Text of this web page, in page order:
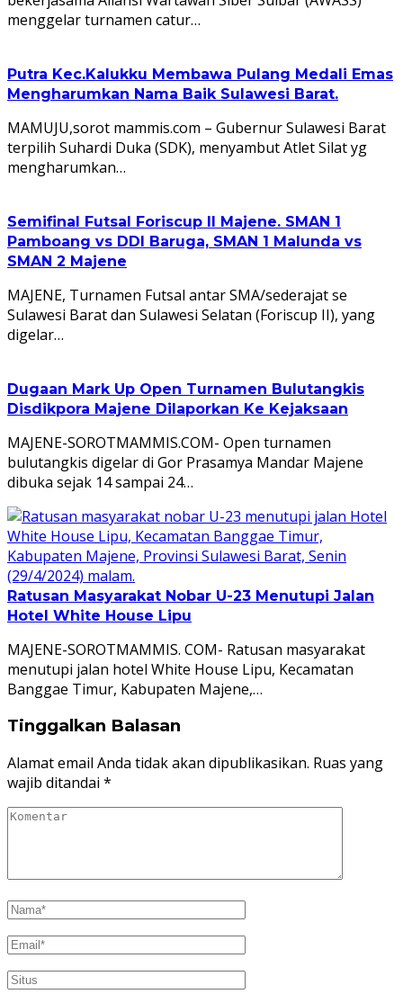
menggelar turnamen catur…
Putra Kec.Kalukku Membawa Pulang Medali Emas
Mengharumkan Nama Baik Sulawesi Barat.
MAMUJU,sorot mammis.com – Gubernur Sulawesi Barat
terpilih Suhardi Duka (SDK), menyambut Atlet Silat yg
mengharumkan…
Semifinal Futsal Foriscup II Majene. SMAN 1
Pamboang vs DDI Baruga, SMAN 1 Malunda vs
SMAN 2 Majene
MAJENE, Turnamen Futsal antar SMA/sederajat se
Sulawesi Barat dan Sulawesi Selatan (Foriscup II), yang
digelar…
Dugaan Mark Up Open Turnamen Bulutangkis
Disdikpora Majene Dilaporkan Ke Kejaksaan
MAJENE-SOROTMAMMIS.COM- Open turnamen
bulutangkis digelar di Gor Prasamya Mandar Majene
dibuka sejak 14 sampai 24…
Ratusan Masyarakat Nobar U-23 Menutupi Jalan
Hotel White House Lipu
MAJENE-SOROTMAMMIS. COM- Ratusan masyarakat
menutupi jalan hotel White House Lipu, Kecamatan
Banggae Timur, Kabupaten Majene,…
Tinggalkan Balasan
Alamat email Anda tidak akan dipublikasikan. Ruas yang
wajib ditandai *